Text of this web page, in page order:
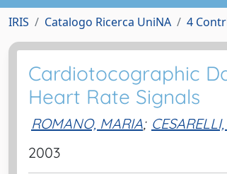
IRIS Catalogo Ricerca UniNA 4
Cardiotocographic
Heart Rate Signals
ROMANO, MARIA;
2003